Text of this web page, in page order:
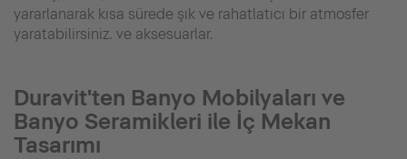
yararlanarak kısa sürede şık ve rahatlatıcı bir atmosfer
yaratabilirsiniz. ve aksesuarlar.
Duravit'ten Banyo Mobilyaları ve
Banyo Seramikleri ile İç Mekan
Tasarımı